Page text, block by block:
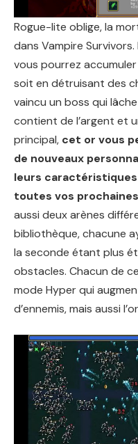
Rogue-lite oblige, la
dans Vampire
vous pourrez
soit en détruisant des
vaincu un boss qui
contient de l’argent et
principal, cet or vous
de nouveaux
leurs
toutes vos
aussi deux arènes
bibliothèque, chacune
la seconde étant plus
obstacles. Chacun de
mode Hyper qui
d’ennemis, mais aussi